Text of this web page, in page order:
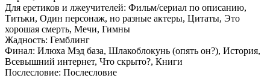
Для еретиков и лжеучителей: Фильм/сериал по описанию,
Титьки, Один персонаж, но разные актеры, Цитаты, Это
хорошая смерть, Мечи, Гимны
Жадность: Гемблинг
Финал: Илюха Мэд база, Шлакоблокунь (опять он?), История,
Всевышний интернет, Что скрыто?, Книги
Послесловие: Послесловие